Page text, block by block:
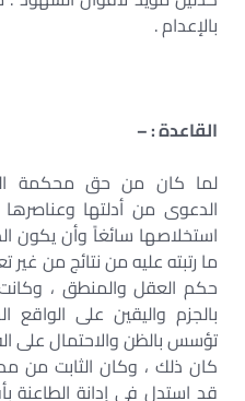
بالإعدام .
القاعدة : –
لما كان من حق محكمة
الدعوى من أدلتها
استخلاصها سائغاً وأن يكون
ما رتبته عليه من نتائج من
حكم العقل والمنطق ، وكانت
بالجزم واليقين على الواقع
تؤسس بالظن والاحتمال على
كان ذلك ، وكان الثابت من
قد استدل فى إدانة الطاعنة